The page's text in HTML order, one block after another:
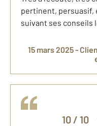
pertinent, persuasif,
suivant ses conseils
15 mars 2025 -
10/ 10